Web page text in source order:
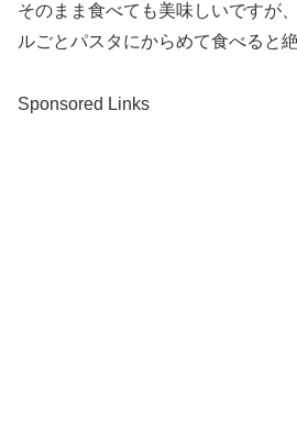
そのまま食べても美味しいですが
ルごとパスタにからめて食べると絶
Sponsored Links